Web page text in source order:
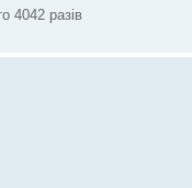
4042 разів